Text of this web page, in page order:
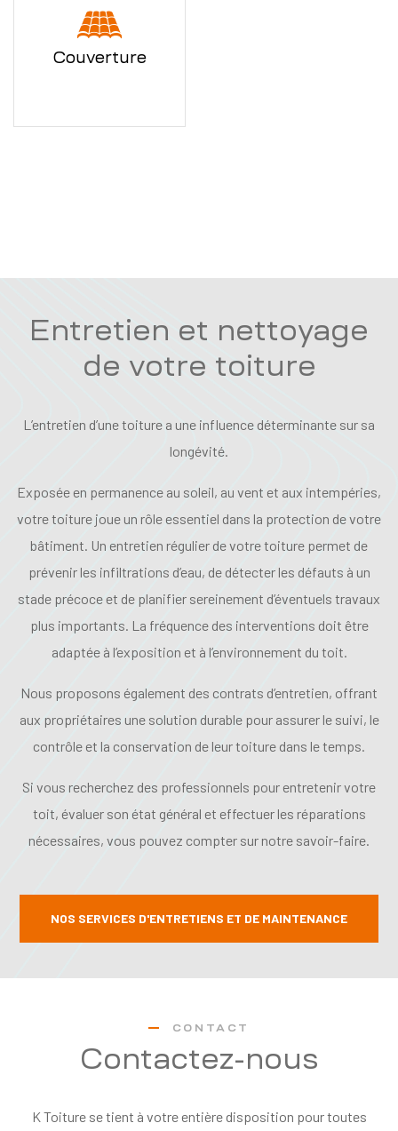
Couverture
Entretien et nettoyage
de votre toiture
L’entretien d’une toiture a une influence déterminante sur sa
longévité.
Exposée en permanence au soleil, au vent et aux intempéries,
votre toiture joue un rôle essentiel dans la protection de votre
bâtiment. Un entretien régulier de votre toiture permet de
prévenir les infiltrations d’eau, de détecter les défauts à un
stade précoce et de planifier sereinement d’éventuels travaux
plus importants. La fréquence des interventions doit être
adaptée à l’exposition et à l’environnement du toit.
Nous proposons également des contrats d’entretien, offrant
aux propriétaires une solution durable pour assurer le suivi, le
contrôle et la conservation de leur toiture dans le temps.
Si vous recherchez des professionnels pour entretenir votre
toit, évaluer son état général et effectuer les réparations
nécessaires, vous pouvez compter sur notre savoir-faire.
NOS SERVICES D'ENTRETIENS ET DE MAINTENANCE
CONTACT
Contactez-nous
K Toiture se tient à votre entière disposition pour toutes